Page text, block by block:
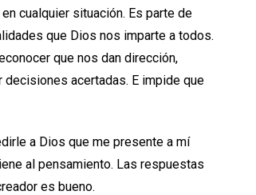
cualquier situación. Es parte de
que Dios nos imparte a todos.
que nos dan dirección,
acertadas. E impide que
a Dios que me presente a mí
al pensamiento. Las respuestas
es bueno.